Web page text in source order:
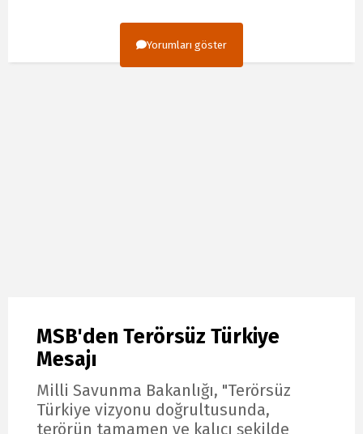
Yorumları göster
MSB'den Terörsüz Türkiye
Mesajı
Milli Savunma Bakanlığı, "Terörsüz
Türkiye vizyonu doğrultusunda,
terörün tamamen ve kalıcı şekilde